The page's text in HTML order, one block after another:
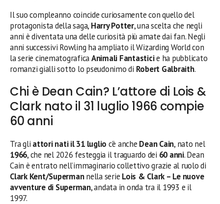
Il suo compleanno coincide curiosamente con quello del
protagonista della saga, Harry Potter, una scelta che negli
anni è diventata una delle curiosità più amate dai fan. Negli
anni successivi Rowling ha ampliato il Wizarding World con
la serie cinematograficaAnimali Fantasticie ha pubblicato
romanzi gialli sotto lo pseudonimo di Robert Galbraith.
Chi è Dean Cain? L’attore di Lois &
Clark nato il 31 luglio 1966 compie
60 anni
Tra gli attori nati il 31 luglio c’è anche Dean Cain, nato nel
1966, che nel 2026 festeggia il traguardo dei 60 anni. Dean
Cain è entrato nell’immaginario collettivo grazie al ruolo di
Clark Kent/Supermannella serie Lois & Clark – Le nuove
avventure di Superman, andata in onda tra il 1993 e il
1997.